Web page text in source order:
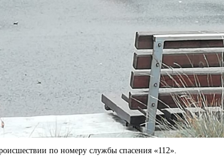
по номеру службы спасения «112».